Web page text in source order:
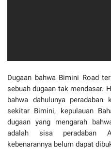
Dugaan bahwa Bimini Road
sebuah dugaan tak mendasar.
bahwa dahulunya
sekitar Bimini, kepulauan
dugaan yang mengarah
adalah sisa peradaban
kebenarannya belum dapat